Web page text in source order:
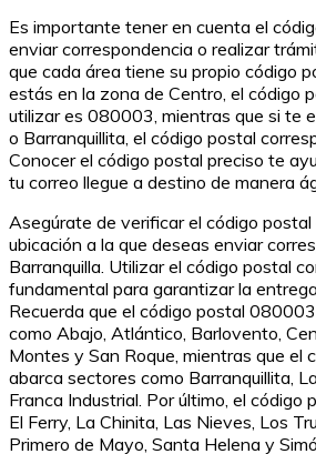
Es importante tener en cuenta el
enviar correspondencia o realizar
que cada área tiene su propio código
estás en la zona de Centro, el código
utilizar es 080003, mientras que si te
o Barranquillita, el código postal
Conocer el código postal preciso te
tu correo llegue a destino de manera
Asegúrate de verificar el código
ubicación a la que deseas enviar
Barranquilla. Utilizar el código postal
fundamental para garantizar la
Recuerda que el código postal
como Abajo, Atlántico, Barlovento,
Montes y San Roque, mientras que el
abarca sectores como Barranquillita,
Franca Industrial. Por último, el
El Ferry, La Chinita, Las Nieves, Los
Primero de Mayo, Santa Helena y